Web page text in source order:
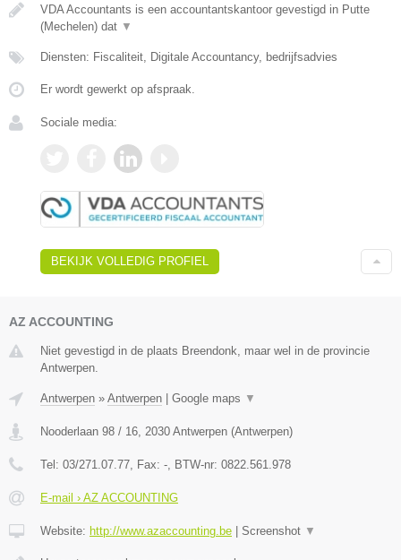
VDA Accountants is een accountantskantoor gevestigd in Putte
(Mechelen) dat ▼
Diensten: Fiscaliteit, Digitale Accountancy, bedrijfsadvies
Er wordt gewerkt op afspraak.
Sociale media:
BEKIJK VOLLEDIG PROFIEL
AZ ACCOUNTING
Niet gevestigd in de plaats Breendonk, maar wel in de provincie
Antwerpen.
Antwerpen » Antwerpen Google maps ▼
Nooderlaan 98 / 16, 2030 Antwerpen (Antwerpen)
Tel: 03/271.07.77, Fax: -, BTW-nr: 0822.561.978
E-mail › AZ ACCOUNTING
Website: http://www.azaccounting.be Screenshot ▼